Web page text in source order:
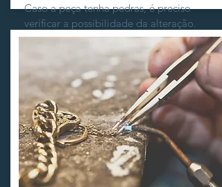
Caso a peça tenha pedras, é preciso
verificar a possibilidade da alteração.